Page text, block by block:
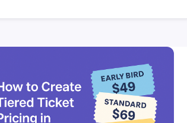
tickets, check in guests, and host
event management system. This
post covers how to set up and
manage hybrid events that feel
cohesive and…